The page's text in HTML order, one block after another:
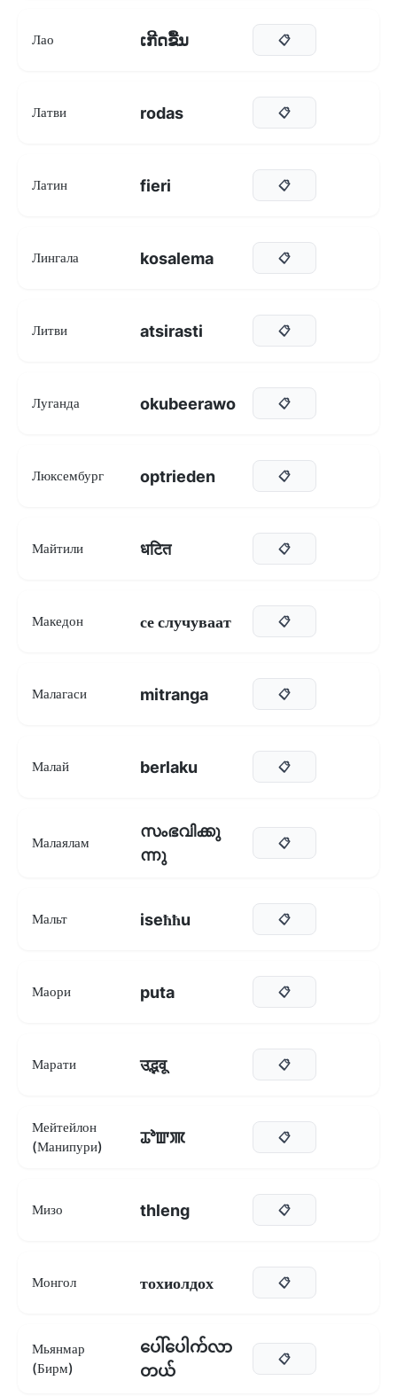
Лао ເກີດຂື້ນ 📋
Латви rodas 📋
Латин fieri 📋
Лингала kosalema 📋
Литви atsirasti 📋
Луганда okubeerawo 📋
Люксембург optrieden 📋
Майтили धटित 📋
Македон се случуваат 📋
Малагаси mitranga 📋
Малай berlaku 📋
Малаялам
സംഭവിക്കു
ന്നു
📋
Мальт iseħħu 📋
Маори puta 📋
Марати उद्भवू 📋
Мейтейлон
(Манипури)
ꯊꯣꯛꯄ 📋
Мизо thleng 📋
Монгол тохиолдох 📋
Мьянмар
(Бирм)
ပေါ်ပေါက်လာ
တယ်
📋